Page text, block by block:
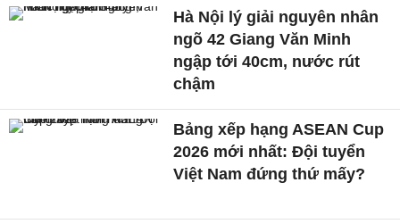
Hà Nội lý giải nguyên nhân
ngõ 42 Giang Văn Minh
ngập tới 40cm, nước rút
chậm
Bảng xếp hạng ASEAN Cup
2026 mới nhất: Đội tuyển
Việt Nam đứng thứ mấy?